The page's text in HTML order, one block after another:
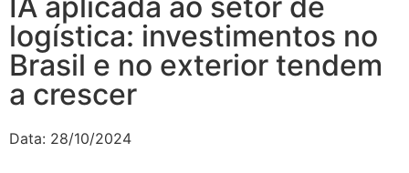
logística: investimentos no
Brasil e no exterior tendem
a crescer
Data: 28/10/2024